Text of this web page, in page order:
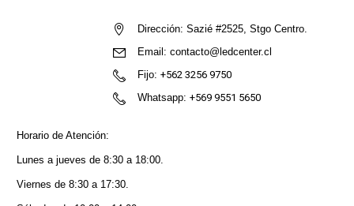
Dirección: Sazié #2525, Stgo Centro.
Email: contacto@ledcenter.cl
Fijo: +562 3256 9750
Whatsapp: +569 9551 5650
Horario de Atención:
Lunes a jueves de 8:30 a 18:00.
Viernes de 8:30 a 17:30.